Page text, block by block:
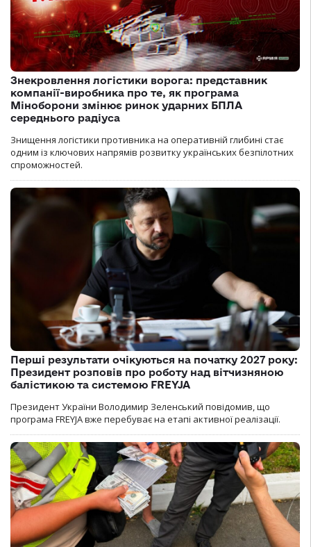
Знекровлення логістики ворога: представник
компанії-виробника про те, як програма
Міноборони змінює ринок ударних БПЛА
середнього радіуса
Знищення логістики противника на оперативній глибині стає
одним із ключових напрямів розвитку українських безпілотних
спроможностей.
Перші результати очікуються на початку 2027 року:
Президент розповів про роботу над вітчизняною
балістикою та системою FREYJA
Президент України Володимир Зеленський повідомив, що
програма FREYJA вже перебуває на етапі активної реалізації.